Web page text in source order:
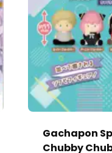
Gachapon
Chubby